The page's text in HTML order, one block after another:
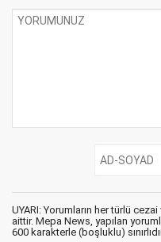
UYARI: Yorumların her türlü
aittir. Mepa News, yapılan
600 karakterle (boşluklu)